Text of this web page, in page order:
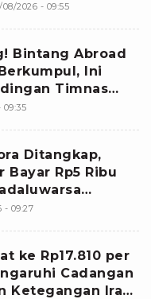
08/2026 - 09:55
Bintang Abroad
Ini
Timnas
ASEAN Cup
09:35
Ditangkap,
Bayar Rp5 Ribu
- 09:27
ke Rp17.810 per
Cadangan
Ketegangan Iran-